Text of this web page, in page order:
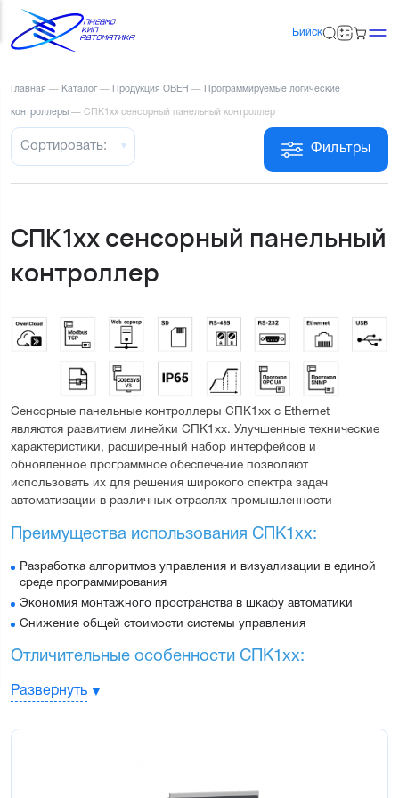
Бийск
Главная — Каталог — Продукция ОВЕН — Программируемые логические
контроллеры — СПК1хх сенсорный панельный контроллер
Фильтры
Сортировать:
СПК1хх сенсорный панельный
контроллер
Сенсорные панельные контроллеры СПК1хх с Ethernet
являются развитием линейки СПК1хх. Улучшенные технические
характеристики, расширенный набор интерфейсов и
обновленное программное обеспечение позволяют
использовать их для решения широкого спектра задач
автоматизации в различных отраслях промышленности
Преимущества использования СПК1хх:
Разработка алгоритмов управления и визуализации в единой
среде программирования
Экономия монтажного пространства в шкафу автоматики
Снижение общей стоимости системы управления
Отличительные особенности СПК1хх:
Объединение функций программируемого контролера и
панели оператора в одном корпусе (ПЛК+HMI)
Развернуть